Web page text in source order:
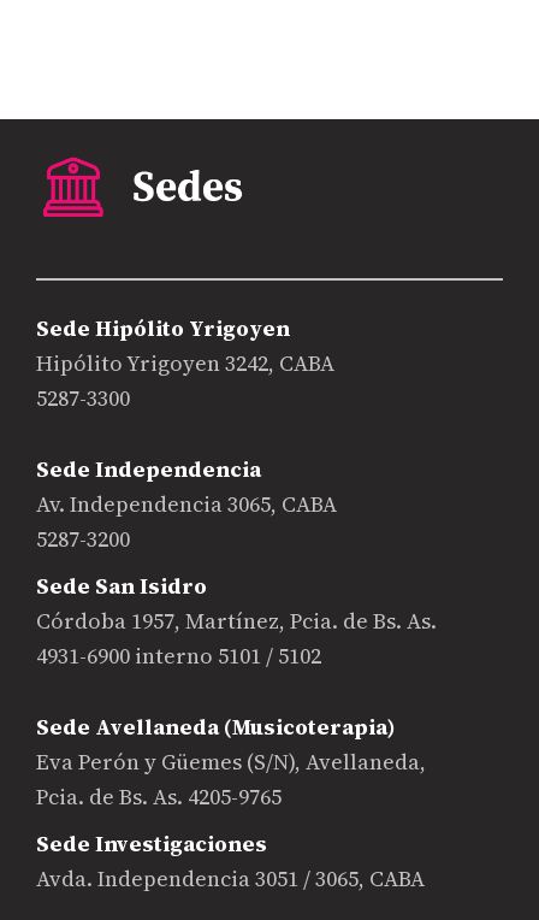
Sede Hipólito Yrigoyen
Hipólito Yrigoyen 3242, CABA
5287-3300
Sede Independencia
Av. Independencia 3065, CABA
5287-3200
Sede San Isidro
Córdoba 1957, Martínez, Pcia. de Bs. As.
4931-6900 interno 5101 / 5102
Sede Avellaneda (Musicoterapia)
Eva Perón y Güemes (S/N), Avellaneda,
Pcia. de Bs. As. 4205-9765
Sede Investigaciones
Avda. Independencia 3051 / 3065, CABA